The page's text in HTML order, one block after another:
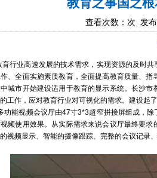
查看次数： 次 发
行业高速发展的技术需求，实现资源的及时
、全面实施素质教育，全面提高教育质量、
城市开始建设适用于教育的显示系统。长沙
工作，应对教育行业对可视化的需求。建设起
能视频会议厅由47寸3*3超窄拼接屏组成，除
频使用效果。从实际需求来说会议厅最终要
视频显示、智能的摄像跟踪、完整的会议记录